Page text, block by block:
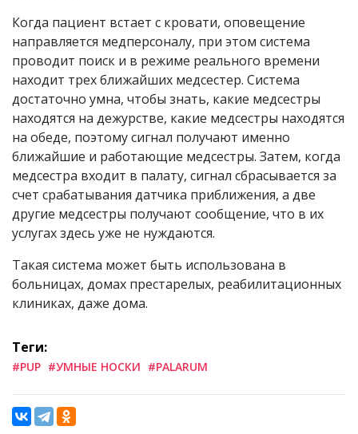
Когда пациент встает с кровати, оповещение
направляется медперсоналу, при этом система
проводит поиск и в режиме реального времени
находит трех ближайших медсестер. Система
достаточно умна, чтобы знать, какие медсестры
находятся на дежурстве, какие медсестры находятся
на обеде, поэтому сигнал получают именно
ближайшие и работающие медсестры. Затем, когда
медсестра входит в палату, сигнал сбрасывается за
счет срабатывания датчика приближения, а две
другие медсестры получают сообщение, что в их
услугах здесь уже не нуждаются.
Такая система может быть использована в
больницах, домах престарелых, реабилитационных
клиниках, даже дома.
Теги:
#PUP #УМНЫЕ НОСКИ #PALARUM